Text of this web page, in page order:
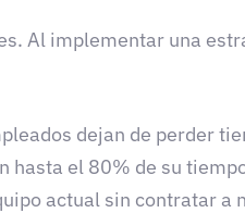
Al implementar una
dejan de perder
hasta el 80% de su
actual sin contratar a